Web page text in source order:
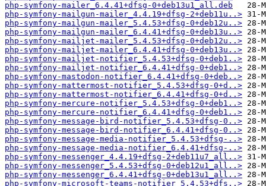
php-symfony-mailer_6.4.41+dfsg-0+deb13u1_all.deb
php-symfony-mailgun-mailer_4.4.19+dfsg-2+deb11u..>
php-symfony-mailgun-mailer_5.4.53+dfsg-0+deb12u..>
php-symfony-mailgun-mailer_6.4.41+dfsg-0+deb13u..>
php-symfony-mailjet-mailer_5.4.53+dfsg-0+deb12u..>
php-symfony-mailjet-mailer_6.4.41+dfsg-0+deb13u..>
php-symfony-mailjet-notifier_5.4.53+dfsg-0+deb1..>
php-symfony-mailjet-notifier_6.4.41+dfsg-0+deb1..>
php-symfony-mastodon-notifier_6.4.41+dfsg-0+deb..>
php-symfony-mattermost-notifier_5.4.53+dfsg-0+d..>
php-symfony-mattermost-notifier_6.4.41+dfsg-0+d..>
php-symfony-mercure-notifier_5.4.53+dfsg-0+deb1..>
php-symfony-mercure-notifier_6.4.41+dfsg-0+deb1..>
php-symfony-message-bird-notifier_5.4.53+dfsg-0..>
php-symfony-message-bird-notifier_6.4.41+dfsg-0..>
php-symfony-message-media-notifier_5.4.53+dfsg-..>
php-symfony-message-media-notifier_6.4.41+dfsg-..>
php-symfony-messenger_4.4.19+dfsg-2+deb11u7_all..>
php-symfony-messenger_5.4.53+dfsg-0+deb12u1_all..>
php-symfony-messenger_6.4.41+dfsg-0+deb13u1_all..>
php-symfony-microsoft-teams-notifier_5.4.53+dfs..>